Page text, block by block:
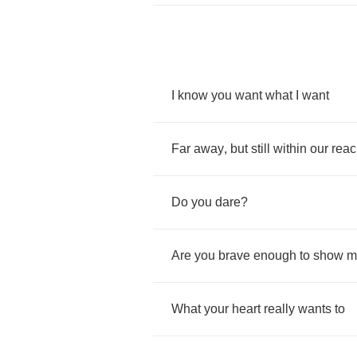
know you want what want
Far away, but still within our
Do you dare?
Are you brave enough to show
What your heart really wants to